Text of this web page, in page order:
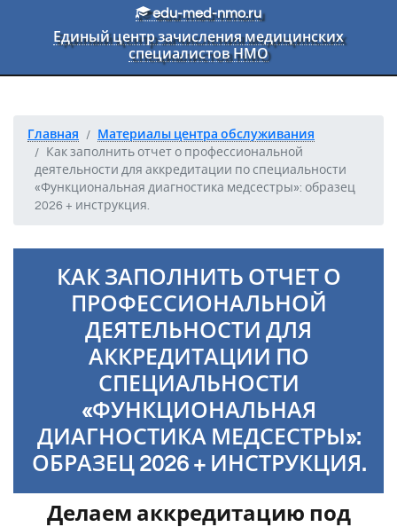
Перейти к основному текстуedu-med-nmo.ru
Единый центр зачисления медицинских
специалистов НМО
Главная
Материалы центра обслуживания
Как заполнить отчет о профессиональной
деятельности для аккредитации по специальности
«Функциональная диагностика медсестры»: образец
2026 + инструкция.
КАК ЗАПОЛНИТЬ ОТЧЕТ О
ПРОФЕССИОНАЛЬНОЙ
ДЕЯТЕЛЬНОСТИ ДЛЯ
АККРЕДИТАЦИИ ПО
СПЕЦИАЛЬНОСТИ
«ФУНКЦИОНАЛЬНАЯ
ДИАГНОСТИКА МЕДСЕСТРЫ»:
ОБРАЗЕЦ 2026 + ИНСТРУКЦИЯ.
Делаем аккредитацию под